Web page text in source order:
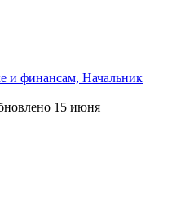
и финансам, Начальник
15 июня